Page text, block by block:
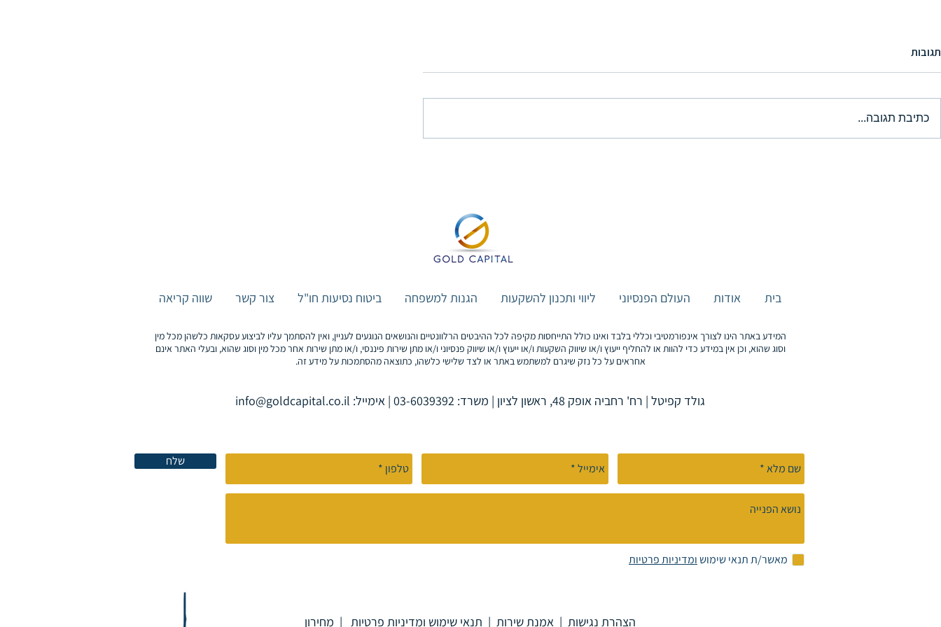
תגובות
כתיבת תגובה...
בית אודות העולם הפנסיוני ליווי ותכנון להשקעות הגנות למשפחה ביטוח נסיעות חו"ל צור קשר שווה קריאה
המידע באתר הינו לצורך אינפורמטיבי וכללי בלבד ואינו כולל התייחסות מקיפה לכל ההיבטים הרלוונטיים והנושאים הנוגעים לעניין, ואין להסתמך עליו לביצוע עסקאות כלשהן מכל מין
וסוג שהוא, וכן אין במידע כדי להוות או להחליף ייעוץ ו/או שיווק השקעות ו/או ייעוץ ו/או שיווק פנסיוני ו/או מתן שירות פיננסי, ו/או מתן שירות אחר מכל מין וסוג שהוא, ובעלי האתר אינם
אחראים על כל נזק שיגרם למשתמש באתר או לצד שלישי כלשהו, כתוצאה מהסתמכות על מידע זה.
גולד קפיטל | רח' רחביה אופק 48, ראשון לציון | משרד: 03-6039392 | אימייל: info@goldcapital.co.il
שלח
מאשר/ת תנאי שימושומדיניות פרטיות
הצהרת נגישות | אמנת שירות | תנאי שימוש ומדיניות פרטיות | מחירון